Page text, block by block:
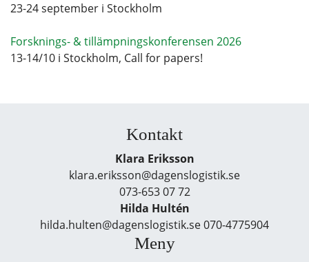
23-24 september i Stockholm
Forsknings- & tillämpningskonferensen 2026
13-14/10 i Stockholm, Call for papers!
Kontakt
Klara Eriksson
klara.eriksson@dagenslogistik.se
073-653 07 72
Hilda Hultén
hilda.hulten@dagenslogistik.se 070-4775904
Meny